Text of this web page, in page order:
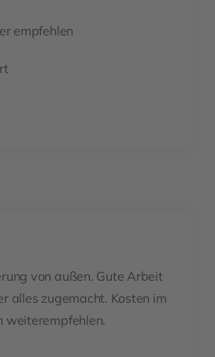
empfehlen
von außen. Gute Arbeit
alles zugemacht. Kosten im
weiterempfehlen.